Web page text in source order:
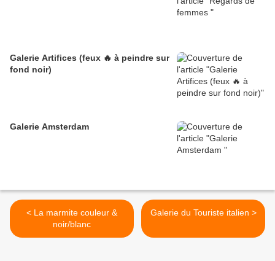
Galerie Artifices (feux 🔥 à peindre sur
fond noir)
Galerie Amsterdam
< La marmite couleur &
noir/blanc
Galerie du Touriste italien >